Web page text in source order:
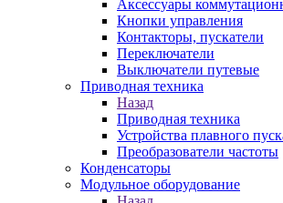
Аксессуары
Кнопки управления
Контакторы, пускатели
Переключатели
Выключатели путевые
Приводная техника
Назад
Приводная техника
Устройства плавного
Преобразователи частоты
Конденсаторы
Модульное оборудование